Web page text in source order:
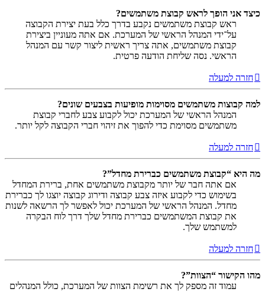
כיצד אני הופך לראש קבוצת משתמשים?
ראש קבוצת משתמשים נקבע בדרך כלל בעת יצירת הקבוצה
על־ידי המנהל הראשי של המערכת. אם אתה מעוניין ביצירת
קבוצת משתמשים, אתה צריך ראשית ליצור קשר עם המנהל
הראשי. נסה שליחת הודעה פרטית.
חזרה למעלה
למה קבוצות משתמשים מסוימות מופיעות בצבעים שונים?
המנהל הראשי של המערכת יכול לקבוע צבע לחברי קבוצת
משתמשים מסוימת כדי להפוך את זיהוי חברי הקבוצה לקל יותר.
חזרה למעלה
מה היא “קבוצת משתמשים כברירת מחדל”?
אם אתה חבר של יותר מקבוצת משתמשים אחת, ברירת המחדל
בשימוש כדי לקבוע איזה צבע קבוצה ודירוג קבוצה יוצגו לך כברירת
מחדל. המנהל הראשי של המערכת יכול לאפשר לך הרשאה לשנות
את קבוצת המשתמשים כברירת מחדל שלך דרך לוח הבקרה
למשתמש שלך.
חזרה למעלה
מהו הקישור “הצוות”?
עמוד זה מספק לך את רשימת הצוות של המערכת, כולל המנהלים